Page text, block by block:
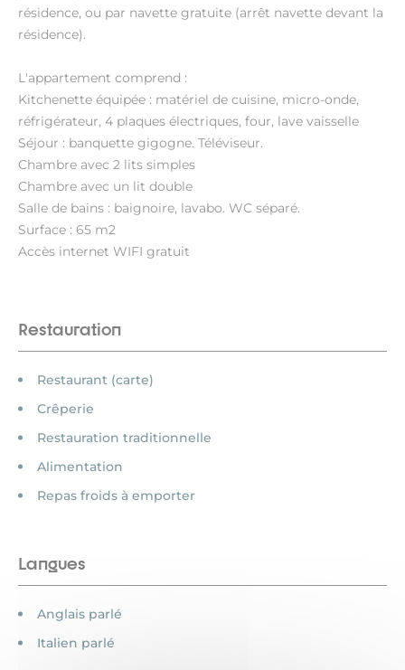
résidence, ou par navette gratuite (arrêt navette devant la
résidence).
L'appartement comprend :
Kitchenette équipée : matériel de cuisine, micro-onde,
réfrigérateur, 4 plaques électriques, four, lave vaisselle
Séjour : banquette gigogne. Téléviseur.
Chambre avec 2 lits simples
Chambre avec un lit double
Salle de bains : baignoire, lavabo. WC séparé.
Surface : 65 m2
Accès internet WIFI gratuit
Restauration
Restaurant (carte)
Crêperie
Restauration traditionnelle
Alimentation
Repas froids à emporter
Langues
Anglais parlé
Italien parlé